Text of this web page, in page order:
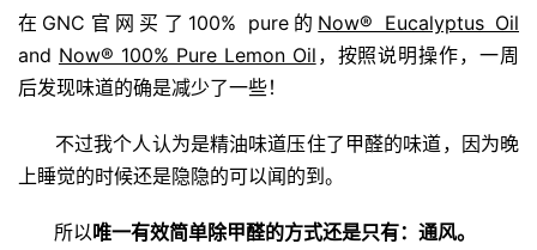
在GNC官网买了100% pure的 Now® Eucalyptus Oil
and Now® 100% Pure Lemon Oil ，按照说明操作，一周
后发现味道的确是减少了一些！
不过我个人认为是精油味道压住了甲醛的味道，因为晚
上睡觉的时候还是隐隐的可以闻的到。
所以唯一有效简单除甲醛的方式还是只有：通风。